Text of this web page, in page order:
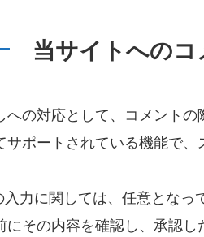
当サイトへの
の対応として、コメントの
ポートされている機能で
力に関しては、任意となっ
その内容を確認し、承認